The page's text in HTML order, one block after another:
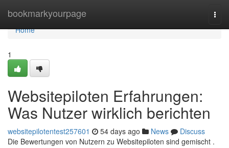
bookmarkyourpage
Home
Home
1
Websitepiloten Erfahrungen:
Was Nutzer wirklich berichten
websitepilotentest257601 54 days ago News
Discuss
Die Bewertungen von Nutzern zu Websitepiloten sind gemischt .